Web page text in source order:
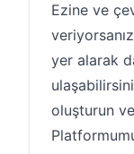
Ezine ve
yer alarak
oluşturun